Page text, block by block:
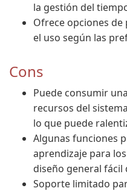
la gestión del
Ofrece opciones
el uso según las
Cons
Puede consumir
recursos del
lo que puede
Algunas funciones
aprendizaje para
diseño general fácil
Soporte limitado